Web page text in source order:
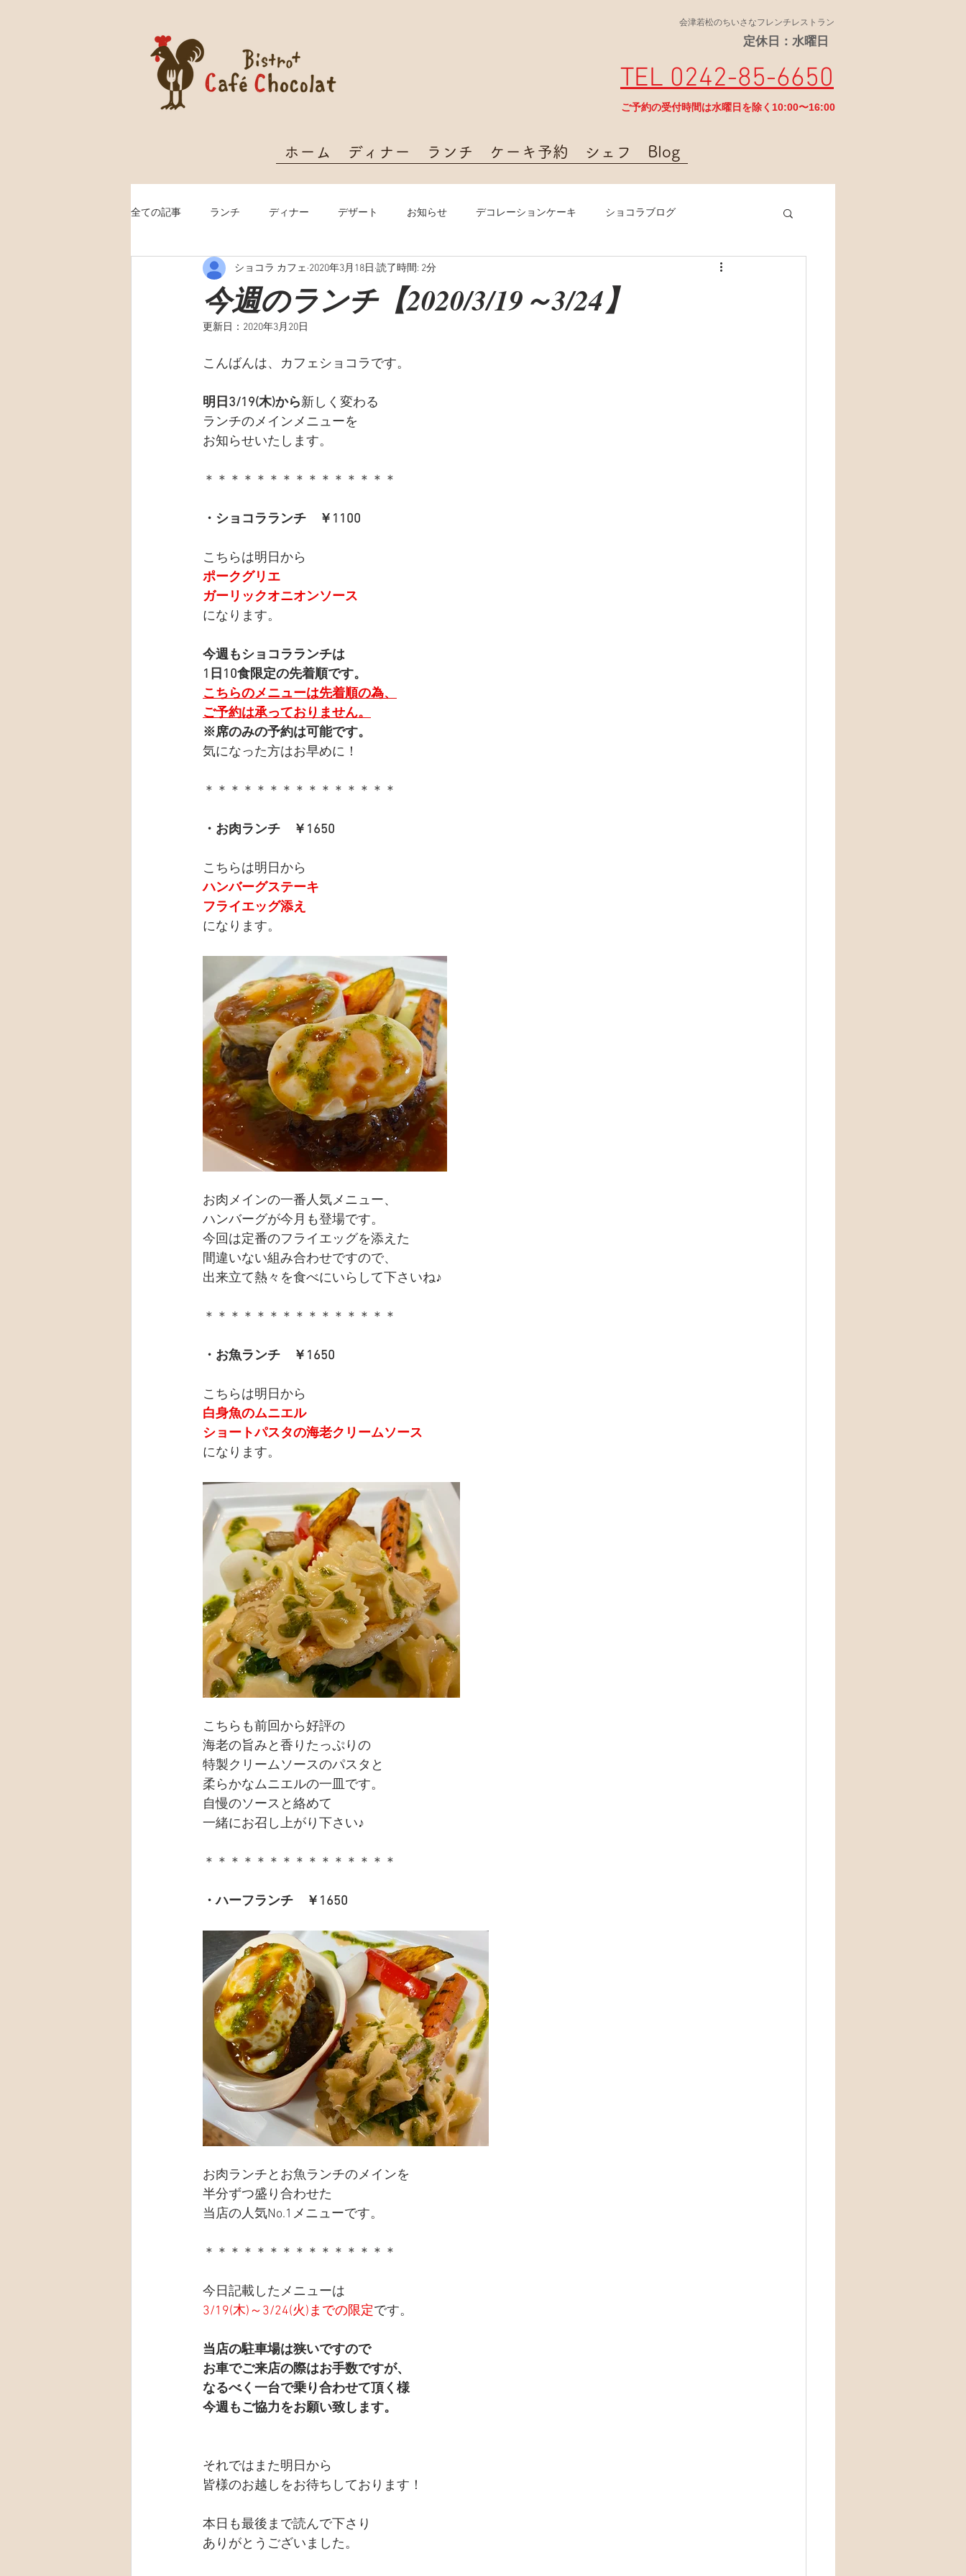
会津若松のちいさなフレンチレストラン
定休日：水曜日
TEL 0242-85-6650
​ご予約の受付時間は水曜日を除く10:00〜16:00
ホーム ディナー ランチ ケーキ予約 シェフ Blog
全ての記事 ランチ ディナー デザート お知らせ デコレーションケーキ ショコラブログ
クリスマス予約
今週のランチ【2020/3/19～3/24】
ショコラ カフェ 2020年3月18日 読了時間: 2分
更新日： 2020年3月20日
こんばんは、カフェショコラです。
明日3/19(木)から新しく変わる
ランチのメインメニューを
お知らせいたします。
＊＊＊＊＊＊＊＊＊＊＊＊＊＊＊
・ショコラランチ　￥1100
こちらは明日から
ポークグリエ
ガーリックオニオンソース
になります。
今週もショコラランチは
1日10食限定の先着順です。
こちらのメニューは先着順の為、
ご予約は承っておりません。
※席のみの予約は可能です。
気になった方はお早めに！
＊＊＊＊＊＊＊＊＊＊＊＊＊＊＊
・お肉ランチ　￥1650
こちらは明日から
ハンバーグステーキ
フライエッグ添え
になります。
お肉メインの一番人気メニュー、
ハンバーグが今月も登場です。
今回は定番のフライエッグを添えた
間違いない組み合わせですので、
出来立て熱々を食べにいらして下さいね♪
＊＊＊＊＊＊＊＊＊＊＊＊＊＊＊
・お魚ランチ　￥1650
こちらは明日から
白身魚のムニエル
ショートパスタの海老クリームソース
になります。
こちらも前回から好評の
海老の旨みと香りたっぷりの
特製クリームソースのパスタと
柔らかなムニエルの一皿です。
自慢のソースと絡めて
一緒にお召し上がり下さい♪
＊＊＊＊＊＊＊＊＊＊＊＊＊＊＊
・ハーフランチ　￥1650
お肉ランチとお魚ランチのメインを
半分ずつ盛り合わせた
当店の人気No.1メニューです。
＊＊＊＊＊＊＊＊＊＊＊＊＊＊＊
今日記載したメニューは
3/19(木)～3/24(火)までの限定です。
当店の駐車場は狭いですので
お車でご来店の際はお手数ですが、
なるべく一台で乗り合わせて頂く様
今週もご協力をお願い致します。
それではまた明日から
皆様のお越しをお待ちしております！
本日も最後まで読んで下さり
ありがとうございました。